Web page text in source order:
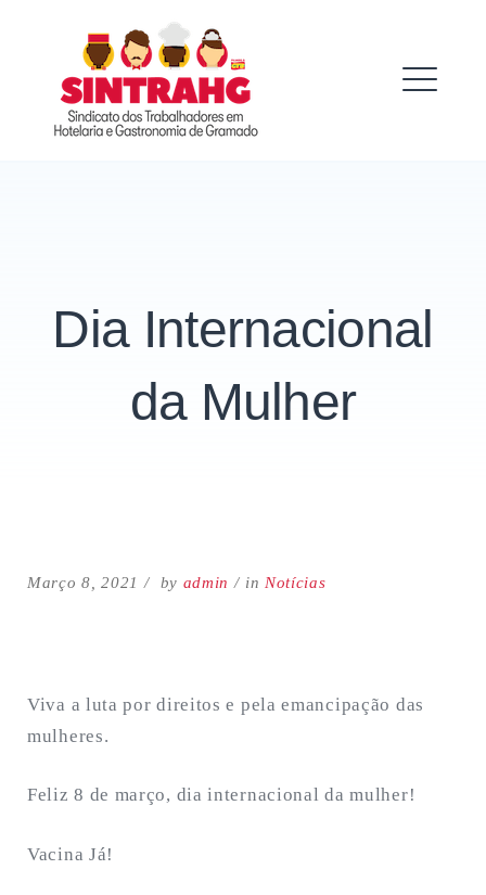
SINTRAHG
Search
for:
Dia Internacional
da Mulher
Março 8, 2021 by admin in Notícias
Viva a luta por direitos e pela emancipação das
mulheres.
Feliz 8 de março, dia internacional da mulher!
Vacina Já!